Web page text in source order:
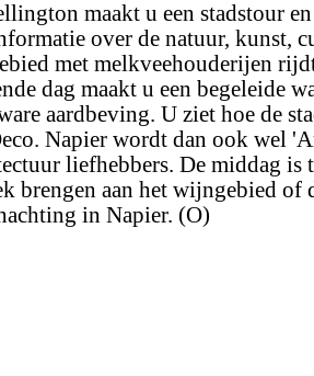
maakt u een stadstour
over de natuur, kunst,
met melkveehouderijen
dag maakt u een begeleide
aardbeving. U ziet hoe de
Napier wordt dan ook wel
liefhebbers. De middag
brengen aan het wijngebied of
in Napier. (O)